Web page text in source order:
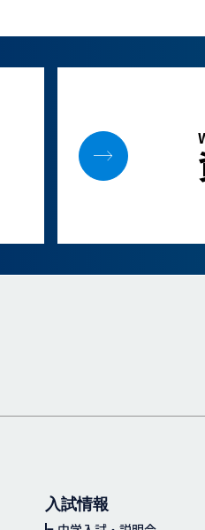
入試情報